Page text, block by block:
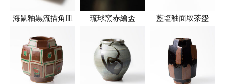
海鼠釉黒流描角皿 琉球窯赤繪盃 藍塩釉面取茶盌